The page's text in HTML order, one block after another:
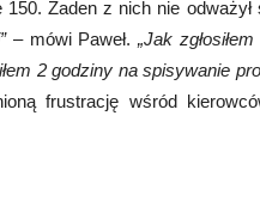
Żaden z nich nie
– mówi Paweł.„Jak
2 godziny na spisywanie
frustrację wśród